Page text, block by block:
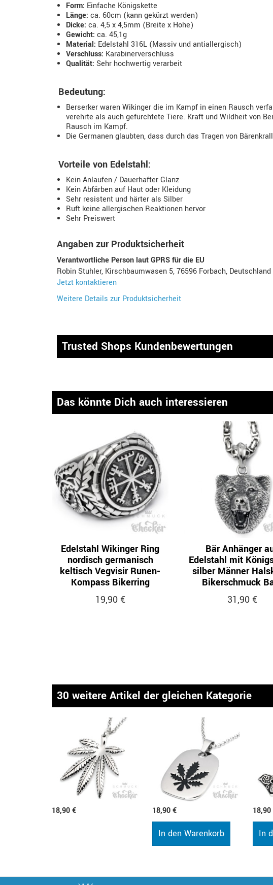
Form: Einfache Königskette
Länge: ca. 60cm (kann gekürzt werden)
Dicke: ca. 4,5 x 4,5mm (Breite x Hohe)
Gewicht: ca. 45,1g
Material: Edelstahl 316L (Massiv und antiallergisch)
Verschluss: Karabinerverschluss
Qualität: Sehr hochwertig verarbeit
Bedeutung:
Berserker waren Wikinger die im Kampf in einen Rausch
verehrte als auch gefürchtete Tiere. Kraft und Wildheit von
Rausch im Kampf.
Die Germanen glaubten, dass durch das Tragen von
Vorteile von Edelstahl:
Kein Anlaufen / Dauerhafter Glanz
Kein Abfärben auf Haut oder Kleidung
Sehr resistent und härter als Silber
Ruft keine allergischen Reaktionen hervor
Sehr Preiswert
Angaben zur Produktsicherheit
Verantwortliche Person laut GPRS für die EU
Robin Stuhler, Kirschbaumwasen 5, 76596 Forbach, Deutschland
Jetzt kontaktieren
Weitere Details zur Produktsicherheit
Trusted Shops Kundenbewertungen
Das könnte Dich auch interessieren
Edelstahl Wikinger Ring
nordisch germanisch
keltisch Vegvisir Runen-
Kompass Bikerring
19,90 €
Bär Anhänger
Edelstahl mit
silber Männer
Bikerschmuck
31,90 €
30 weitere Artikel der gleichen Kategorie
18,90 € 18,90 €
In den Warenkorb
18,90
In